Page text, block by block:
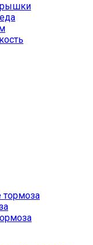
тормоза